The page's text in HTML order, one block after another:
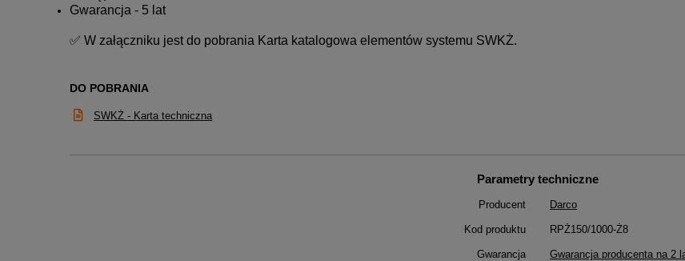
Gwarancja - 5 lat
✅ W załączniku jest do pobrania Karta katalogowa elementów systemu SWKŻ.
DO POBRANIA
SWKŻ - Karta techniczna
Parametry techniczne
Producent Darco
Kod produktu RPŻ150/1000-Ż8
Gwarancja Gwarancja producenta na 2